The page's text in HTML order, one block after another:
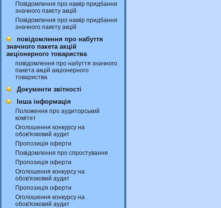
Повідомлення про намір придбання
значного пакету акцій
Повідомлення про намір придбання
значного пакету акцій
повідомлення про набуття
значного пакета акцій
акціонерного товариства
повідомлення про набуття значного
пакета акцій акціонерного
товариства
Документи звітності
Інша інформація
Положення про аудиторський
комітет
Оголошення конкурсу на
обов'язковий аудит
Пропозиція оферти
Повідомлення про спростування
Пропозиція оферти
Оголошення конкурсу на
обов'язковий аудит
Пропозиція оферти
Оголошення конкурсу на
обов'язковий аудит